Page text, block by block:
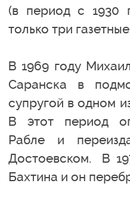
(в период с 1930
только три
В 1969 году
Саранска в
супругой в одном
В этот период
Рабле и
Достоевском. В
Бахтина и он